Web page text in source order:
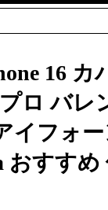
16 カ
ロ バレ
イフォ
おすす